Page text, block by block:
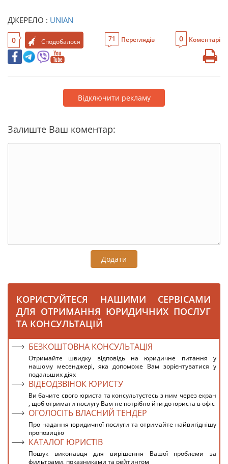
ДЖЕРЕЛО : UNIAN
0 Сподобалося 71 Переглядів 0 Коментарі
Відключити рекламу
Залиште Ваш коментар:
Додати
КОРИСТУЙТЕСЯ НАШИМИ СЕРВІСАМИ
ДЛЯ ОТРИМАННЯ ЮРИДИЧНИХ ПОСЛУГ
ТА КОНСУЛЬТАЦІЙ
БЕЗКОШТОВНА КОНСУЛЬТАЦІЯ
Отримайте швидку відповідь на юридичне питання у
нашому месенджері, яка допоможе Вам зорієнтуватися у
подальших діях
ВІДЕОДЗВІНОК ЮРИСТУ
Ви бачите свого юриста та консультуєтесь з ним через екран
, щоб отримати послугу Вам не потрібно йти до юриста в офіс
ОГОЛОСІТЬ ВЛАСНИЙ ТЕНДЕР
Про надання юридичної послуги та отримайте найвигіднішу
пропозицію
КАТАЛОГ ЮРИСТІВ
Пошук виконавця для вирішення Вашої проблеми за
фильтрами, показниками та рейтингом